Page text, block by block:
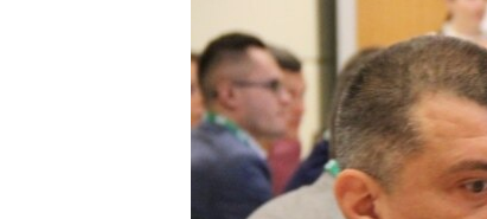
УКРАЇНСЬКА ПРОБЛЕМА КРИМУ